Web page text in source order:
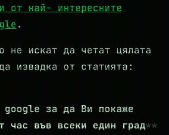
от най- интересните
.
не искат да четат цялата
извадка от статията:
google за да Ви покаже
час във всеки един град